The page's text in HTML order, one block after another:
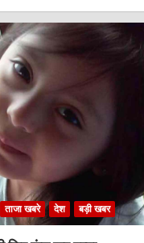
ताजा खबरे देश बड़ी खबर